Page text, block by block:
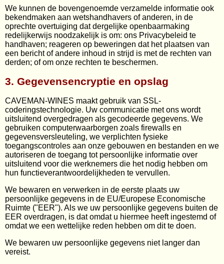
We kunnen de bovengenoemde verzamelde informatie ook
bekendmaken aan wetshandhavers of anderen, in de
oprechte overtuiging dat dergelijke openbaarmaking
redelijkerwijs noodzakelijk is om: ons Privacybeleid te
handhaven; reageren op beweringen dat het plaatsen van
een bericht of andere inhoud in strijd is met de rechten van
derden; of om onze rechten te beschermen.
3. Gegevensencryptie en opslag
CAVEMAN-WINES maakt gebruik van SSL-
coderingstechnologie. Uw communicatie met ons wordt
uitsluitend overgedragen als gecodeerde gegevens. We
gebruiken computerwaarborgen zoals firewalls en
gegevensversleuteling, we verplichten fysieke
toegangscontroles aan onze gebouwen en bestanden en we
autoriseren de toegang tot persoonlijke informatie over
uitsluitend voor die werknemers die het nodig hebben om
hun functieverantwoordelijkheden te vervullen.
We bewaren en verwerken in de eerste plaats uw
persoonlijke gegevens in de EU/Europese Economische
Ruimte ("EER"). Als we uw persoonlijke gegevens buiten de
EER overdragen, is dat omdat u hiermee heeft ingestemd of
omdat we een wettelijke reden hebben om dit te doen.
We bewaren uw persoonlijke gegevens niet langer dan
vereist.